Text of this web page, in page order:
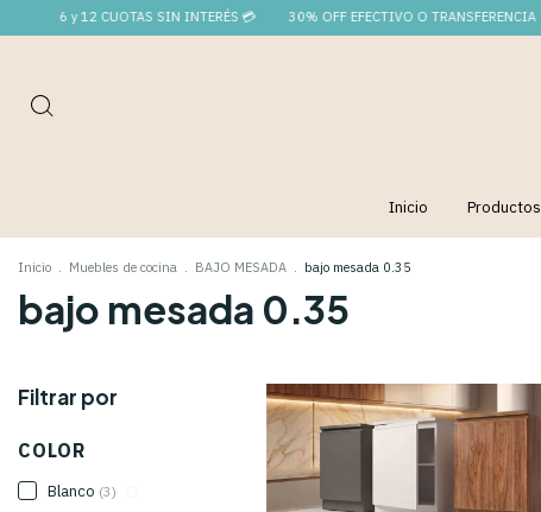
6 y 12 CUOTAS SIN INTERÉS 💳 30% OFF EFECTIVO O TRANSFERENCIA 🛒
Inicio Productos
Inicio . Muebles de cocina . BAJO MESADA . bajo mesada 0.35
bajo mesada 0.35
Filtrar por
COLOR
Blanco (3)